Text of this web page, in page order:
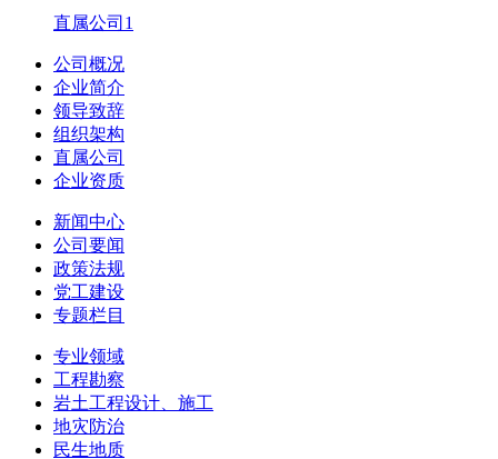
直属公司1
公司概况
企业简介
领导致辞
组织架构
直属公司
企业资质
新闻中心
公司要闻
政策法规
党工建设
专题栏目
专业领域
工程勘察
岩土工程设计、施工
地灾防治
民生地质